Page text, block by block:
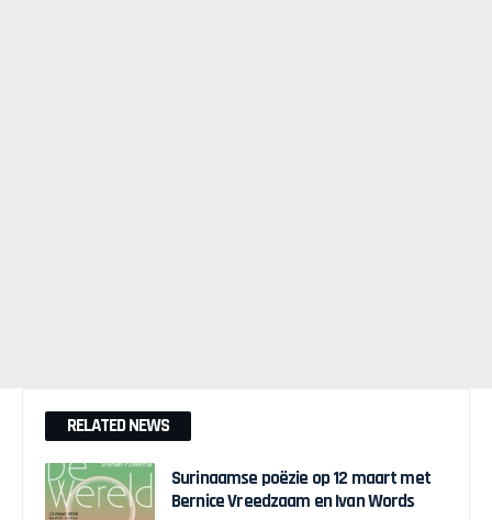
RELATED NEWS
Surinaamse poëzie op 12 maart met
Bernice Vreedzaam en Ivan Words